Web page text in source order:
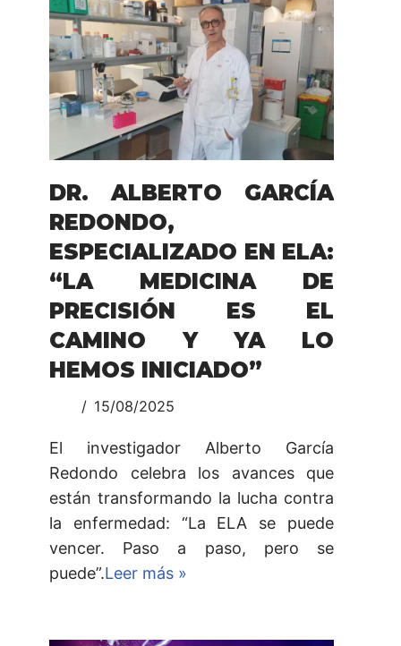
DR. ALBERTO GARCÍA
REDONDO,
ESPECIALIZADO EN ELA:
“LA MEDICINA DE
PRECISIÓN ES EL
CAMINO Y YA LO
HEMOS INICIADO”
15/08/2025
El investigador Alberto García
Redondo celebra los avances que
están transformando la lucha contra
la enfermedad: “La ELA se puede
vencer. Paso a paso, pero se
puede”.Leer más »